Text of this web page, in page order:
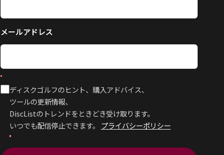
メールアドレス
ディスクゴルフのヒント、購入アドバイス、
ツールの更新情報、
DiscListのトレンドをときどき受け取ります。
いつでも配信停止できます。 プライバシーポリシー